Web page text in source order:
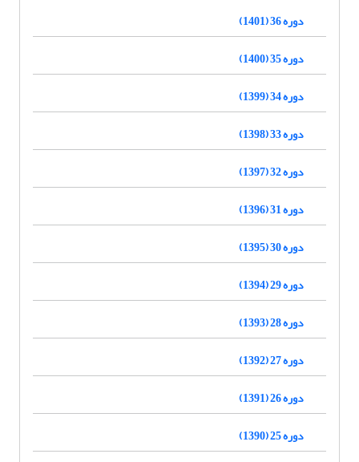
دوره 36 (1401)
دوره 35 (1400)
دوره 34 (1399)
دوره 33 (1398)
دوره 32 (1397)
دوره 31 (1396)
دوره 30 (1395)
دوره 29 (1394)
دوره 28 (1393)
دوره 27 (1392)
دوره 26 (1391)
دوره 25 (1390)